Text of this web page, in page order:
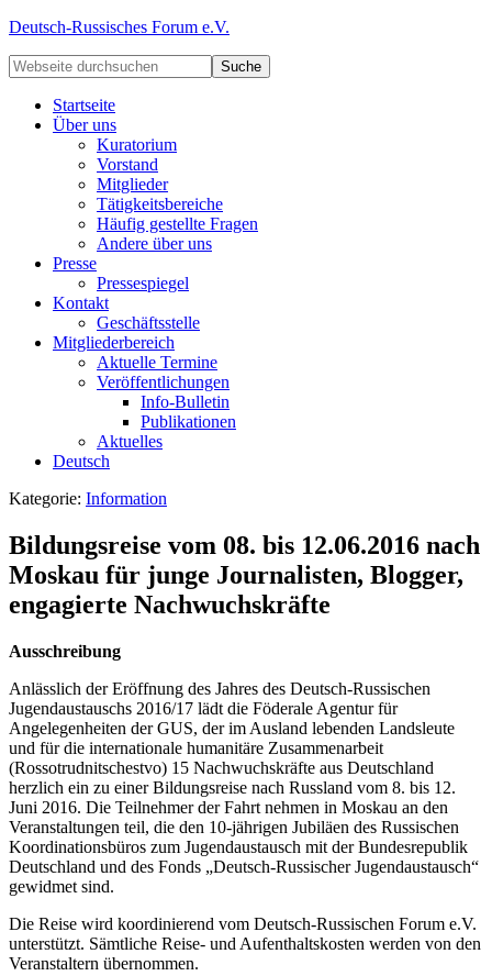
Deutsch-Russisches Forum e.V.
Startseite
Über uns
Kuratorium
Vorstand
Mitglieder
Tätigkeitsbereiche
Häufig gestellte Fragen
Andere über uns
Presse
Pressespiegel
Kontakt
Geschäftsstelle
Mitgliederbereich
Aktuelle Termine
Veröffentlichungen
Info-Bulletin
Publikationen
Aktuelles
Deutsch
Kategorie: Information
Bildungsreise vom 08. bis 12.06.2016 nach
Moskau für junge Journalisten, Blogger,
engagierte Nachwuchskräfte
Ausschreibung
Anlässlich der Eröffnung des Jahres des Deutsch-Russischen
Jugendaustauschs 2016/17 lädt die Föderale Agentur für
Angelegenheiten der GUS, der im Ausland lebenden Landsleute
und für die internationale humanitäre Zusammenarbeit
(Rossotrudnitschestvo) 15 Nachwuchskräfte aus Deutschland
herzlich ein zu einer Bildungsreise nach Russland vom 8. bis 12.
Juni 2016. Die Teilnehmer der Fahrt nehmen in Moskau an den
Veranstaltungen teil, die den 10-jährigen Jubiläen des Russischen
Koordinationsbüros zum Jugendaustausch mit der Bundesrepublik
Deutschland und des Fonds „Deutsch-Russischer Jugendaustausch“
gewidmet sind.
Die Reise wird koordinierend vom Deutsch-Russischen Forum e.V.
unterstützt. Sämtliche Reise- und Aufenthaltskosten werden von den
Veranstaltern übernommen.